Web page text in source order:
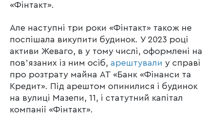
«Фінтакт».
Але наступні три роки «Фінтакт» також не
поспішала викупити будинок. У 2023 році
активи Жеваго, в у тому числі, оформлені на
повʼязаних із ним осіб, арештували у справі
про розтрату майна АТ «Банк «Фінанси та
Кредит». Під арештом опинилися і будинок
на вулиці Мазепи, 11, і статутний капітал
компанії «Фінтакт».